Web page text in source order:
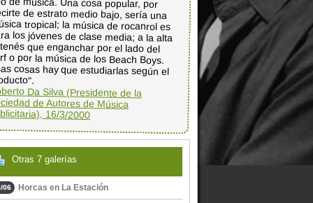
Da Silva (Presidente de la
de Autores de Música
16/3/2000
Otras 7 galerías
06 Horcas en La Estación